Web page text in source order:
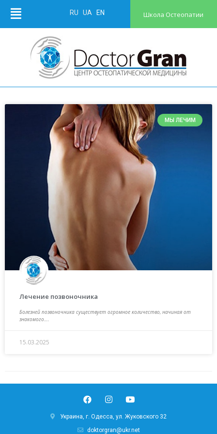
RU UA EN Школа Остеопатии
МЫ ЛЕЧИМ
Лечение позвоночника
Болезней позвоночника существует огромное количество, начиная от
знакомого….
15.03.2025
Украина, г. Одесса, ул. Жуковского 32
doktorgran@ukr.net